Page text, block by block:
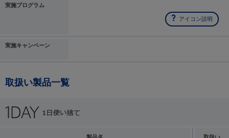
実施プログラム
アイコン説明
実施キャンペーン
取扱い製品一覧